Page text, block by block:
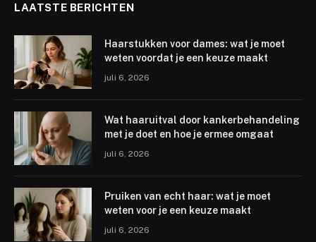
LAATSTE BERICHTEN
Haarstukken voor dames: wat je moet
weten voordat je een keuze maakt
juli 6, 2026
Wat haaruitval door kankerbehandeling
met je doet en hoe je ermee omgaat
juli 6, 2026
Pruiken van echt haar: wat je moet
weten voor je een keuze maakt
juli 6, 2026